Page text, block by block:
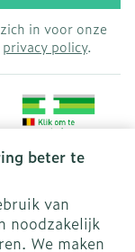
beter te
van
noodzakelijk
We maken
in voor onze
privacy policy.